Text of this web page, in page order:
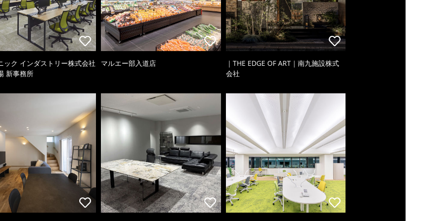
ック インダストリー株式会社
新事務所
マルエー部入道店
｜THE EDGE OF ART｜南九施設株式
会社